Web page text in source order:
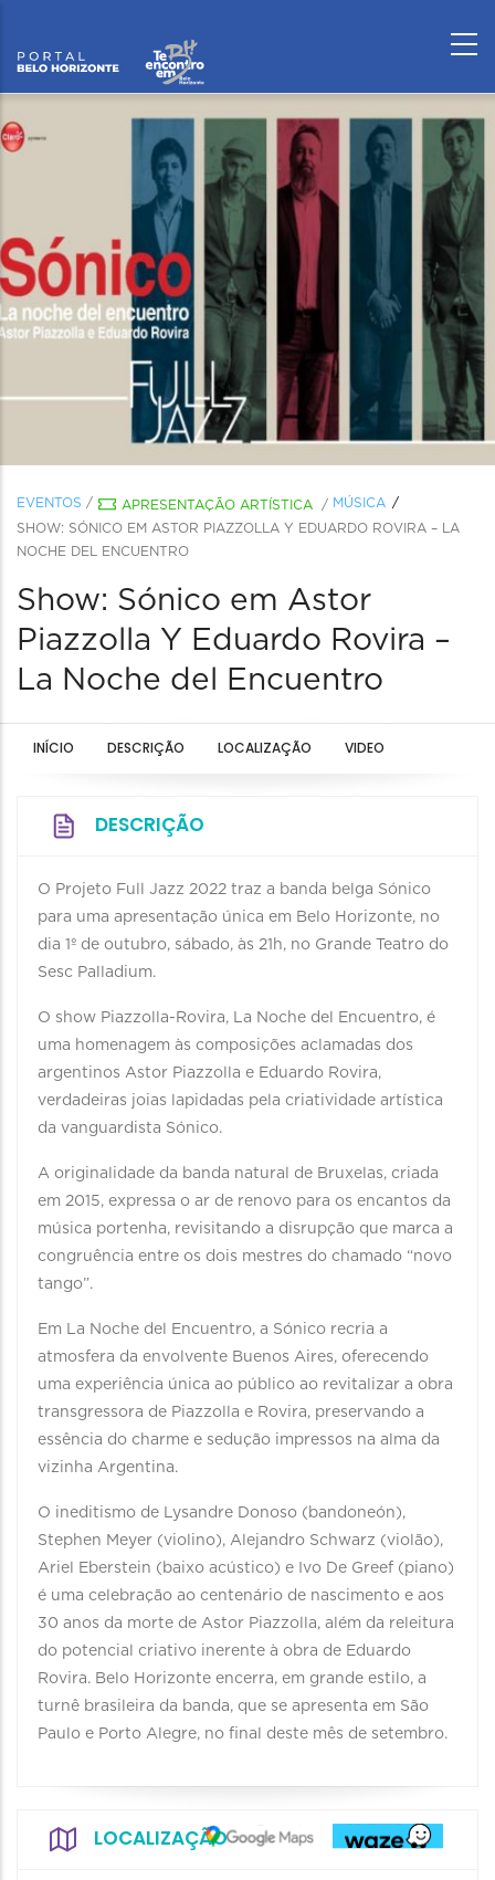
EVENTOS / APRESENTAÇÃO ARTÍSTICA / MÚSICA
SHOW: SÓNICO EM ASTOR PIAZZOLLA Y EDUARDO ROVIRA – LA
NOCHE DEL ENCUENTRO
Show: Sónico em Astor
Piazzolla Y Eduardo Rovira –
La Noche del Encuentro
INÍCIO DESCRIÇÃO LOCALIZAÇÃO VIDEO
DESCRIÇÃO
O Projeto Full Jazz 2022 traz a banda belga Sónico
para uma apresentação única em Belo Horizonte, no
dia 1º de outubro, sábado, às 21h, no Grande Teatro do
Sesc Palladium.
O show Piazzolla-Rovira, La Noche del Encuentro, é
uma homenagem às composições aclamadas dos
argentinos Astor Piazzolla e Eduardo Rovira,
verdadeiras joias lapidadas pela criatividade artística
da vanguardista Sónico.
A originalidade da banda natural de Bruxelas, criada
em 2015, expressa o ar de renovo para os encantos da
música portenha, revisitando a disrupção que marca a
congruência entre os dois mestres do chamado “novo
tango”.
Em La Noche del Encuentro, a Sónico recria a
atmosfera da envolvente Buenos Aires, oferecendo
uma experiência única ao público ao revitalizar a obra
transgressora de Piazzolla e Rovira, preservando a
essência do charme e sedução impressos na alma da
vizinha Argentina.
O ineditismo de Lysandre Donoso (bandoneón),
Stephen Meyer (violino), Alejandro Schwarz (violão),
Ariel Eberstein (baixo acústico) e Ivo De Greef (piano)
é uma celebração ao centenário de nascimento e aos
30 anos da morte de Astor Piazzolla, além da releitura
do potencial criativo inerente à obra de Eduardo
Rovira. Belo Horizonte encerra, em grande estilo, a
turnê brasileira da banda, que se apresenta em São
Paulo e Porto Alegre, no final deste mês de setembro.
LOCALIZAÇÃO